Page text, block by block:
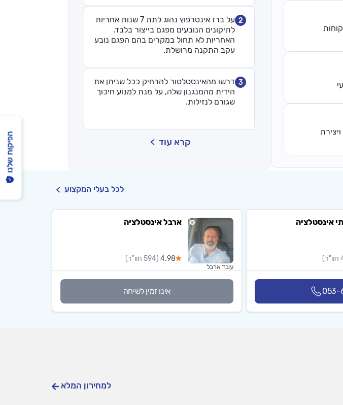
2
על ברז אינטרפוץ נהוג לתת 7 שנות אחריות
לתיקונים הנובעים מפגם בייצור בלבד.
האחריות לא תחול במקרים בהם הפגם נובע
עקב התקנה מרושלת.
3 דרשו מהאינסטלטור להרחיק ככל שניתן את
הידית מהמנגנון שלה, על מנת למנוע חיכוך
שגורם לנזילות.
קרא עוד
לכל בעלי המקצוע
אינסטלציה
053-
ארבל אינסטלציה
4.98 (594 חוו"ד)
עובד ארבל
אינו זמין לשיחה
למחירון המלא
הפיקוח שלנו